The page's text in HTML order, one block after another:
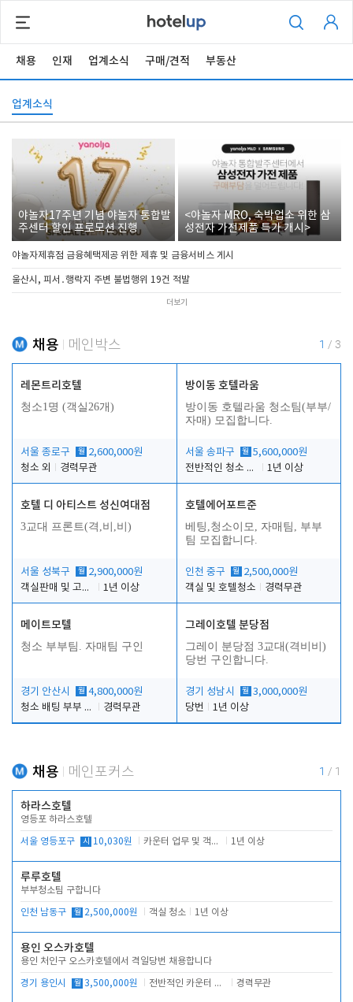
채용 인재 업계소식 구매/견적 부동산
업계소식
야놀자17주년 기념 야놀자 통합발
주센터 할인 프로모션 진행
<야놀자 MRO, 숙박업소 위한 삼
성전자 가전제품 특가 개시>
야놀자제휴점 금융혜택제공 위한 제휴 및 금융서비스 게시
울산시, 피서․행락지 주변 불법행위 19건 적발
더보기
채용 메인박스 1 / 3
레몬트리호텔
청소1명 (객실26개)
서울 종로구 월 2,600,000원
청소 외
경력무관
방이동 호텔라움
방이동 호텔라움 청소팀(부부/
자매) 모집합니다.
서울 송파구 월 5,600,000원
전반적인 청소 업무(객실청소.객실정리)
1년 이상
호텔 디 아티스트 성신여대점
3교대 프론트(격,비,비)
서울 성북구 월 2,900,000원
객실판매 및 고객응대
1년 이상
호텔에어포트준
베팅,청소이모, 자매팀, 부부
팀 모집합니다.
인천 중구 월 2,500,000원
객실 및 호텔청소
경력무관
메이트모텔
청소 부부팀. 자매팀 구인
경기 안산시 월 4,800,000원
청소 배팅 부부 구합니다
경력무관
그레이호텔 분당점
그레이 분당점 3교대(격비비)
당번 구인합니다.
경기 성남시 월 3,000,000원
당번
1년 이상
채용 메인포커스 1 / 1
하라스호텔
영등포 하라스호텔
서울 영등포구 시 10,030원 카운터 업무 및 객실관리(청소상태 확인, 객실판매) 1년 이상
루루호텔
부부청소팀 구합니다
인천 남동구 월 2,500,000원 객실 청소 1년 이상
용인 오스카호텔
용인 처인구 오스카호텔에서 격일당번 채용합니다
경기 용인시 월 3,500,000원 전반적인 카운터 업무 경력무관